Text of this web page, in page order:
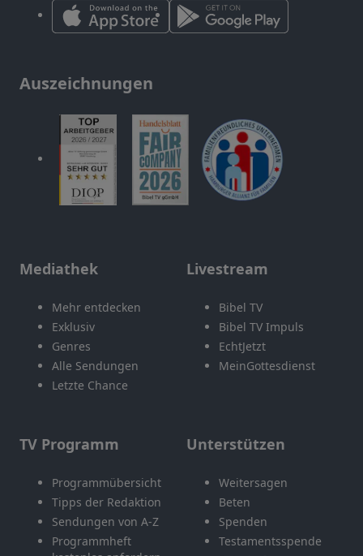
Auszeichnungen
Mediathek
Mehr entdecken
Exklusiv
Genres
Alle Sendungen
Letzte Chance
Livestream
Bibel TV
Bibel TV Impuls
EchtJetzt
MeinGottesdienst
TV Programm
Programmübersicht
Tipps der Redaktion
Sendungen von A-Z
Programmheft
Unterstützen
Weitersagen
Beten
Spenden
Testamentsspende